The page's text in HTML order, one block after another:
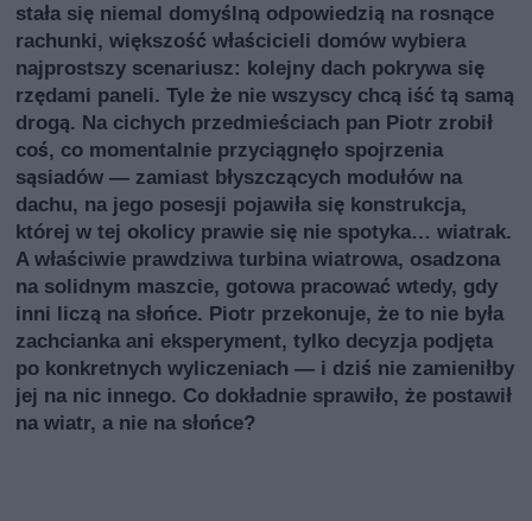
stała się niemal domyślną odpowiedzią na rosnące
rachunki, większość właścicieli domów wybiera
najprostszy scenariusz: kolejny dach pokrywa się
rzędami paneli. Tyle że nie wszyscy chcą iść tą samą
drogą. Na cichych przedmieściach pan Piotr zrobił
coś, co momentalnie przyciągnęło spojrzenia
sąsiadów — zamiast błyszczących modułów na
dachu, na jego posesji pojawiła się konstrukcja,
której w tej okolicy prawie się nie spotyka… wiatrak.
A właściwie prawdziwa turbina wiatrowa, osadzona
na solidnym maszcie, gotowa pracować wtedy, gdy
inni liczą na słońce. Piotr przekonuje, że to nie była
zachcianka ani eksperyment, tylko decyzja podjęta
po konkretnych wyliczeniach — i dziś nie zamieniłby
jej na nic innego. Co dokładnie sprawiło, że postawił
na wiatr, a nie na słońce?